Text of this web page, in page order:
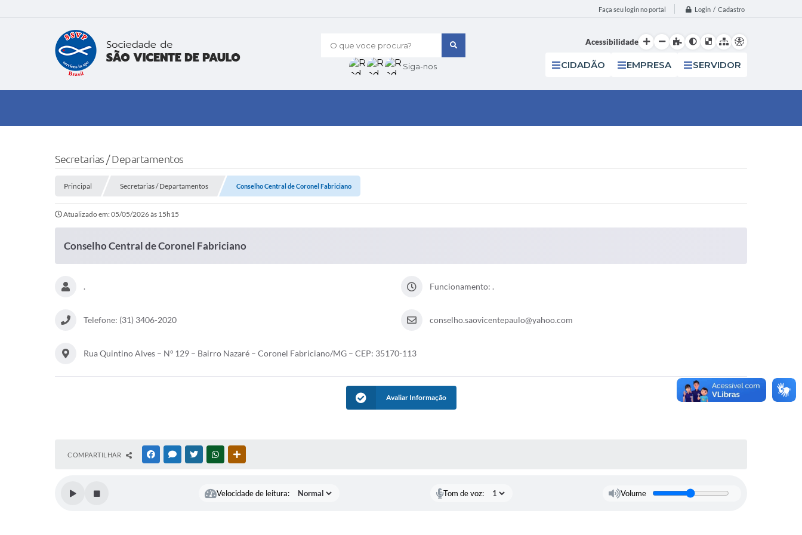
Faça seu login no portal Login / Cadastro
O que voce procura?
Siga-nos
Acessibilidade
CIDADÃO EMPRESA SERVIDOR
Secretarias / Departamentos
Principal Secretarias / Departamentos Conselho Central de Coronel Fabriciano
Atualizado em: 05/05/2026 às 15h15
Conselho Central de Coronel Fabriciano
. Funcionamento: .
Telefone: (31) 3406-2020 conselho.saovicentepaulo@yahoo.com
Rua Quintino Alves – Nº 129 – Bairro Nazaré – Coronel Fabriciano/MG – CEP: 35170-113
Avaliar Informação
COMPARTILHAR FACEBOOKMESSENGER
TWITTERWHATSAPP
Velocidade de leitura: Tom de voz: Volume